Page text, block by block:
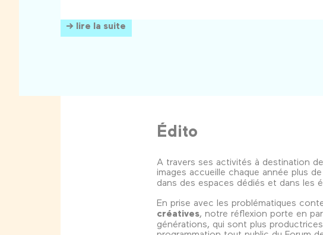
→ lire la suite
Édito
A travers ses activités à destination
images accueille chaque année plus de
dans des espaces dédiés et dans les
En prise avec les problématiques
créatives, notre réflexion porte en
générations, qui sont plus